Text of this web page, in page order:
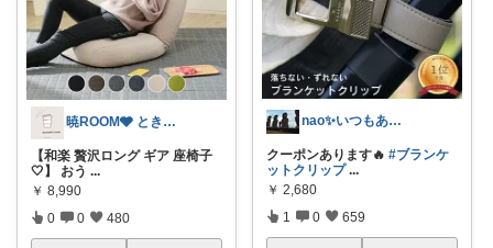
暁ROOM🩶 ときめく暮らしのセレクト
【和楽 贅沢ロング ギア 座椅子
🤍】 おう ...
￥ 8,990
0 0 480
nao✨いつもありがとう😊
クーポンあります🔥 #ブランケ
ットクリップ ...
￥ 2,680
1 0 659